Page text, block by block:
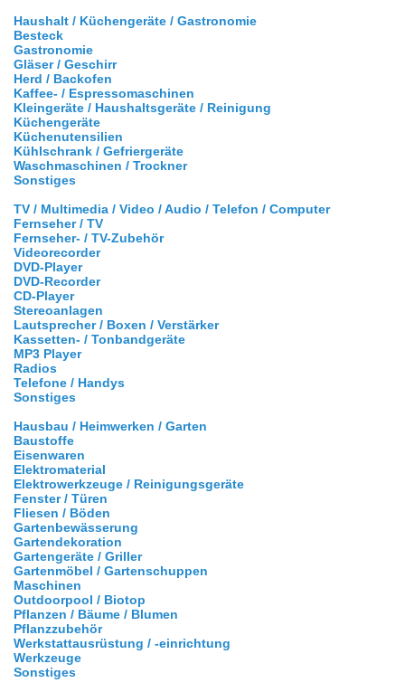
Haushalt / Küchengeräte / Gastronomie
Besteck
Gastronomie
Gläser / Geschirr
Herd / Backofen
Kaffee- / Espressomaschinen
Kleingeräte / Haushaltsgeräte / Reinigung
Küchengeräte
Küchenutensilien
Kühlschrank / Gefriergeräte
Waschmaschinen / Trockner
Sonstiges
TV / Multimedia / Video / Audio / Telefon / Computer
Fernseher / TV
Fernseher- / TV-Zubehör
Videorecorder
DVD-Player
DVD-Recorder
CD-Player
Stereoanlagen
Lautsprecher / Boxen / Verstärker
Kassetten- / Tonbandgeräte
MP3 Player
Radios
Telefone / Handys
Sonstiges
Hausbau / Heimwerken / Garten
Baustoffe
Eisenwaren
Elektromaterial
Elektrowerkzeuge / Reinigungsgeräte
Fenster / Türen
Fliesen / Böden
Gartenbewässerung
Gartendekoration
Gartengeräte / Griller
Gartenmöbel / Gartenschuppen
Maschinen
Outdoorpool / Biotop
Pflanzen / Bäume / Blumen
Pflanzzubehör
Werkstattausrüstung / -einrichtung
Werkzeuge
Sonstiges